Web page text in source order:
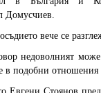
Домусчиев.
вече се
недоволният
в подобни